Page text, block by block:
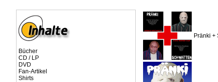
Bücher
CD / LP
DVD
Fan-Artikel
Shirts
Pränki +